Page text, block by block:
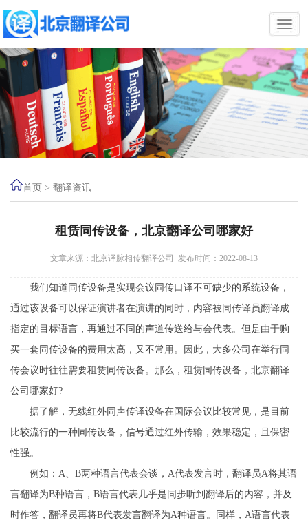
首页 > 翻译资讯
租赁同传设备，北京翻译公司哪家好
文章来源：北京译脉相传翻译公司 发布时间：2022-08-13
我们知道同传设备是实现会议同传口译不可缺少的系统设备，
通过该设备可以保证演讲者在演讲的同时，内容被同传译员翻译成
指定的目标语言，再通过不同的声道传送给与会代表。但是由于购
买一套同传设备的费用太高，又不常用。因此，大多公司在举行同
传会议时往往需要租赁同传设备。那么，租赁同传设备，北京翻译
公司哪家好?
据了解，无线红外同声传译设备在国际会议比较常见，是目前
比较流行的一种同传设备，信号通过红外传输，效果稳定，且保密
性强。
例如：A、B两种语言代表会谈，A代表发言时，翻译员A将其语
言翻译为B种语言，B语言代表几乎是同步听到翻译后的内容，并及
时作答，翻译员再将B代表发言翻译为A种语言。同样，A语言代表